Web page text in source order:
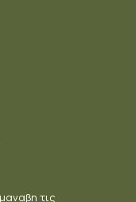
τις